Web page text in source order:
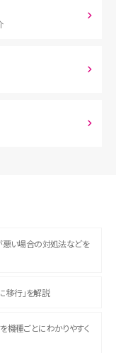
悪い場合の対処法などを
移行」を解説
機種ごとにわかりやすく